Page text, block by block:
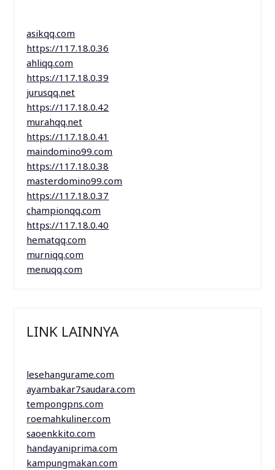
asikqq.com
https://117.18.0.36
ahliqq.com
https://117.18.0.39
jurusqq.net
https://117.18.0.42
murahqq.net
https://117.18.0.41
maindomino99.com
https://117.18.0.38
masterdomino99.com
https://117.18.0.37
championqq.com
https://117.18.0.40
hematqq.com
murniqq.com
menuqq.com
LINK LAINNYA
lesehangurame.com
ayambakar7saudara.com
tempongpns.com
roemahkuliner.com
saoenkkito.com
handayaniprima.com
kampungmakan.com